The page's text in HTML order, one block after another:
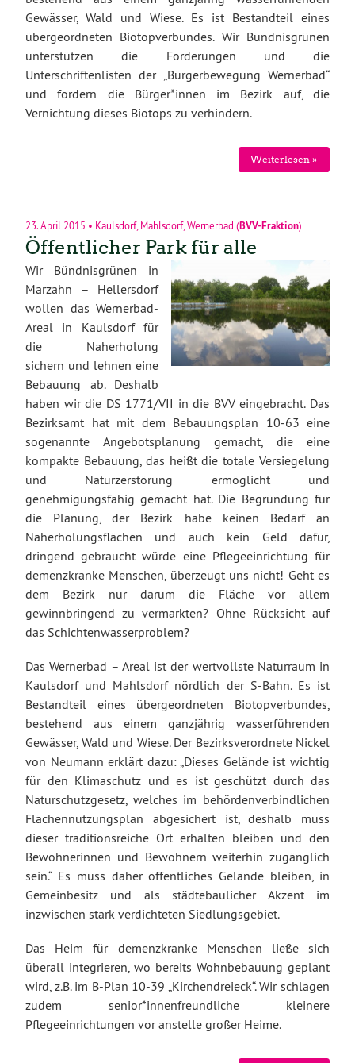
Gewässer, Wald und Wiese. Es ist Bestandteil eines
übergeordneten Biotopverbundes. Wir Bündnisgrünen
unterstützen die Forderungen und die
Unterschriftenlisten der „Bürgerbewegung Wernerbad“
und fordern die Bürger*innen im Bezirk auf, die
Vernichtung dieses Biotops zu verhindern.
Weiterlesen »
23. April 2015 • Kaulsdorf, Mahlsdorf, Wernerbad (BVV-Fraktion)
Öffentlicher Park für alle
Wir Bündnisgrünen in
Marzahn – Hellersdorf
wollen das Wernerbad-
Areal in Kaulsdorf für
die Naherholung
sichern und lehnen eine
Bebauung ab. Deshalb
haben wir die DS 1771/VII in die BVV eingebracht. Das
Bezirksamt hat mit dem Bebauungsplan 10-63 eine
sogenannte Angebotsplanung gemacht, die eine
kompakte Bebauung, das heißt die totale Versiegelung
und Naturzerstörung ermöglicht und
genehmigungsfähig gemacht hat. Die Begründung für
die Planung, der Bezirk habe keinen Bedarf an
Naherholungsflächen und auch kein Geld dafür,
dringend gebraucht würde eine Pflegeeinrichtung für
demenzkranke Menschen, überzeugt uns nicht! Geht es
dem Bezirk nur darum die Fläche vor allem
gewinnbringend zu vermarkten? Ohne Rücksicht auf
das Schichtenwasserproblem?
Das Wernerbad – Areal ist der wertvollste Naturraum in
Kaulsdorf und Mahlsdorf nördlich der S-Bahn. Es ist
Bestandteil eines übergeordneten Biotopverbundes,
bestehend aus einem ganzjährig wasserführenden
Gewässer, Wald und Wiese. Der Bezirksverordnete Nickel
von Neumann erklärt dazu: „Dieses Gelände ist wichtig
für den Klimaschutz und es ist geschützt durch das
Naturschutzgesetz, welches im behördenverbindlichen
Flächennutzungsplan abgesichert ist, deshalb muss
dieser traditionsreiche Ort erhalten bleiben und den
Bewohnerinnen und Bewohnern weiterhin zugänglich
sein.“ Es muss daher öffentliches Gelände bleiben, in
Gemeinbesitz und als städtebaulicher Akzent im
inzwischen stark verdichteten Siedlungsgebiet.
Das Heim für demenzkranke Menschen ließe sich
überall integrieren, wo bereits Wohnbebauung geplant
wird, z.B. im B-Plan 10-39 „Kirchendreieck“. Wir schlagen
zudem senior*innenfreundliche kleinere
Pflegeeinrichtungen vor anstelle großer Heime.